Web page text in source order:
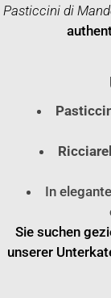
Pasticcini di
In
Sie suchen
unserer